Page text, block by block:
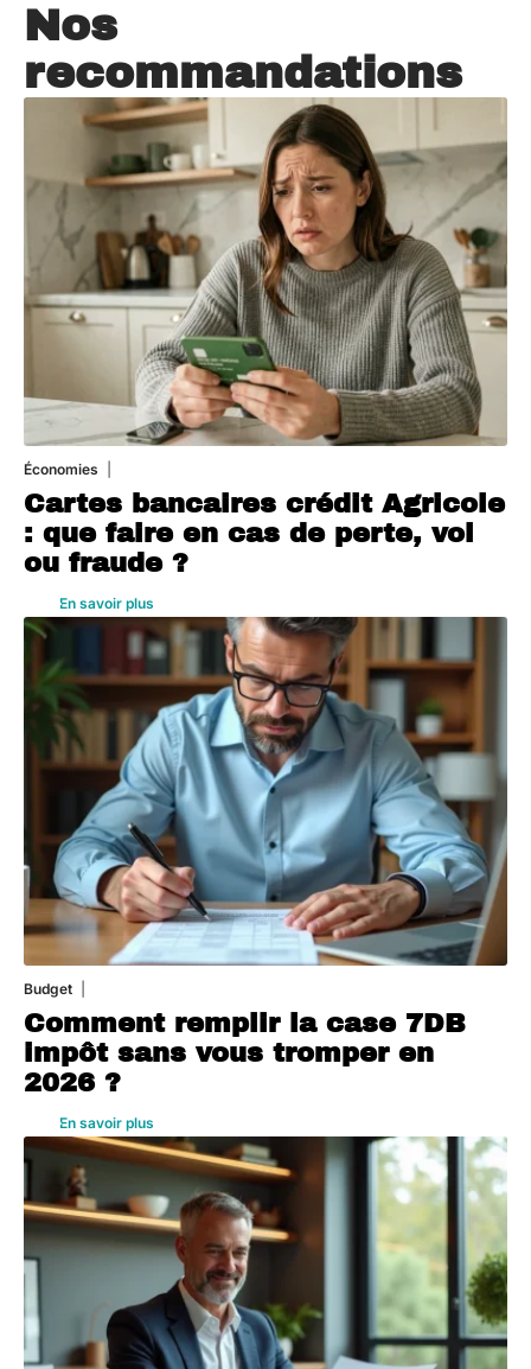
Nos
recommandations
Économies
Cartes bancaires crédit Agricole
: que faire en cas de perte, vol
ou fraude ?
En savoir plus
Budget
Comment remplir la case 7DB
impôt sans vous tromper en
2026 ?
En savoir plus